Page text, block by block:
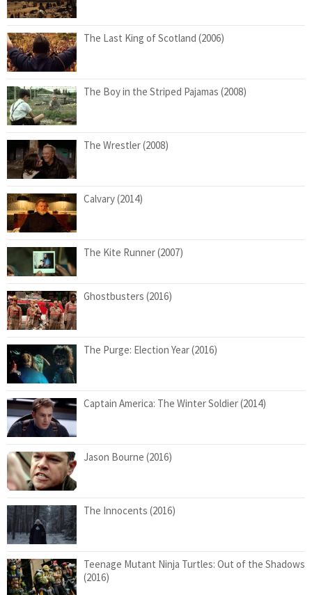
The Last King of Scotland (2006)
The Boy in the Striped Pajamas (2008)
The Wrestler (2008)
Calvary (2014)
The Kite Runner (2007)
Ghostbusters (2016)
The Purge: Election Year (2016)
Captain America: The Winter Soldier (2014)
Jason Bourne (2016)
The Innocents (2016)
Teenage Mutant Ninja Turtles: Out of the Shadows
(2016)